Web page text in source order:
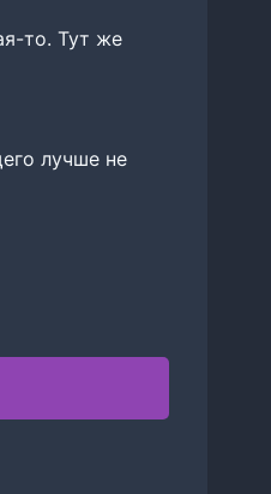
то. Тут же
лучше не